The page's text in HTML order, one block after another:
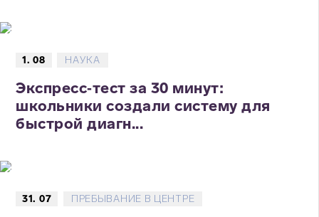
1. 08 НАУКА
Экспресс‑тест за 30 минут:
школьники создали систему для
быстрой диагн...
31. 07 ПРЕБЫВАНИЕ В ЦЕНТРЕ